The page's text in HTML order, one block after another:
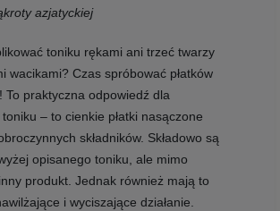
azjatyckiej
toniku rękami ani trzeć twarzy
wacikami? Czas spróbować płatków
To praktyczna odpowiedź dla
– to cienkie płatki nasączone
składników. Składowo są
opisanego toniku, ale mimo
produkt. Jednak również mają to
i wyciszające działanie.